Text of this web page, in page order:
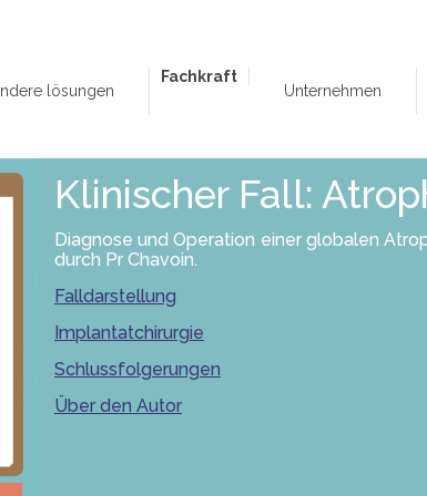
lösungen
Fachkraft
Unternehmen
Klinischer Fall:
Diagnose und Operation einer globalen
durch Pr Chavoin.
Falldarstellung
Implantatchirurgie
Schlussfolgerungen
Über den Autor